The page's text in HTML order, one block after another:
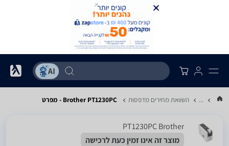
... השוואת מחירים מדפסות Brother PT1230PC - מפרט
PT1230PC Brother
מוצר זה אינו זמין כעת לרכישה